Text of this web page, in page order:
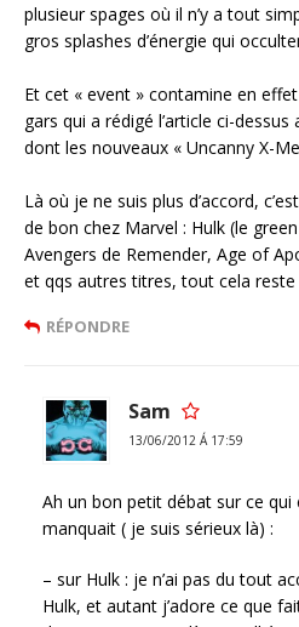
plusieur spages où il n’y a tout
gros splashes d’énergie qui
Et cet « event » contamine en
gars qui a rédigé l’article ci-
dont les nouveaux « Uncanny X-
Là où je ne suis plus d’accord,
de bon chez Marvel : Hulk (le
Avengers de Remender, Age of
et qqs autres titres, tout cela
RÉPONDRE
Sam
13/06/2012 Á 17:59
Ah un bon petit débat sur ce
manquait ( je suis sérieux là) :
– sur Hulk : je n’ai pas du tout
Hulk, et autant j’adore ce que